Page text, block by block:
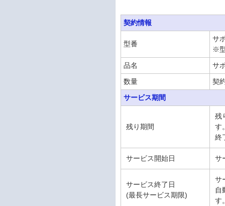
契約情報
型番
サ
※
品名
サ
数量
契
サービス期間
残り期間
残
す
終
サービス開始日 サ
サービス終了日
(最長サービス期限)
サ
自
す